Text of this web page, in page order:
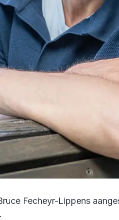
Fecheyr-Lippens